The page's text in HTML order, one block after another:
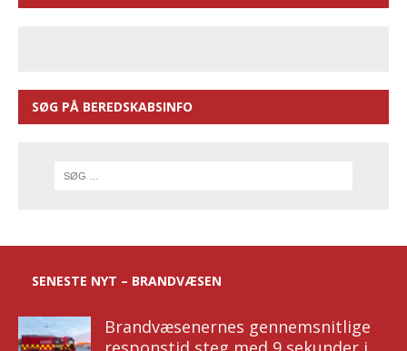
SØG PÅ BEREDSKABSINFO
SENESTE NYT – BRANDVÆSEN
Brandvæsenernes gennemsnitlige